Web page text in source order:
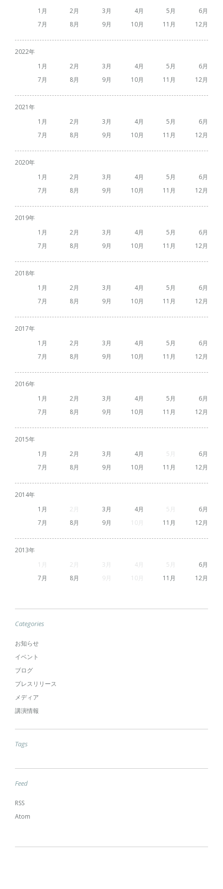
1
2 3 4 5
6
7
8 9 10 11 12
2022
1
2 3 4 5
6
7
8 9 10 11 12
2021
1
2 3 4 5
6
7
8 9 10 11 12
2020
1
2 3 4 5
6
7
8 9 10 11 12
2019
1
2 3 4 5
6
7
8 9 10 11 12
2018
1
2 3 4 5
6
7
8 9 10 11 12
2017
1
2 3 4 5
6
7
8 9 10 11 12
2016
1
2 3 4 5
6
7
8 9 10 11 12
2015
1
2 3 4 5
6
7
8 9 10 11 12
2014
1
2 3 4 5
6
7
8 9 10 11 12
2013
1
2 3 4 5
6
7
8 9 10 11 12
Categories
お知らせ
イベント
ブログ
プレスリリース
メディア
講演情報
Tags
Feed
RSS
Atom